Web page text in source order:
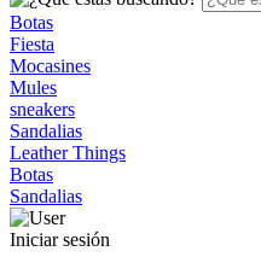
Botas
Fiesta
Mocasines
Mules
sneakers
Sandalias
Leather Things
Botas
Sandalias
Iniciar sesión